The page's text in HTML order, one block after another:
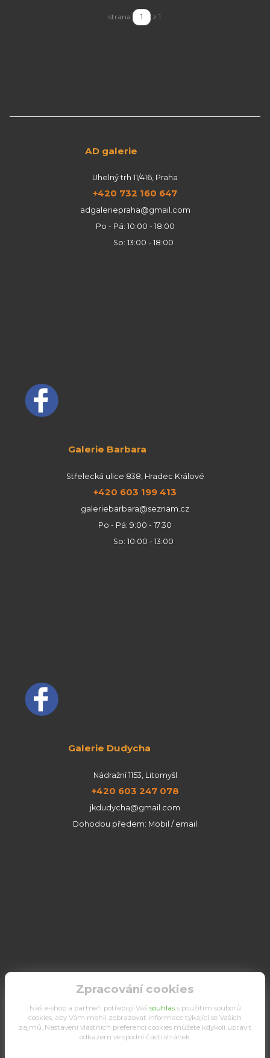
strana z 1
AD galerie
Uhelný trh 11/416, Praha
+420 732 160 647
adgaleriepraha@gmail.com
Po - Pá: 10:00 - 18:00
So: 13:00 - 18:00
Galerie Barbara
Střelecká ulice 838, Hradec Králové
+420 603 199 413
galeriebarbara@seznam.cz
Po - Pá: 9:00 - 17:30
So: 10:00 - 13:00
Galerie Dudycha
Nádražní 1153, Litomyšl
+420 603 247 078
jkdudycha@gmail.com
Dohodou předem: Mobil / email
Zpracování cookies
Náš e-shop a partneři potřebují Váš souhlass použitím souborů
cookies, aby Vám mohli zobrazovat informace týkající se Vašich
zájmů. Nastavení vlastních preferencí cookies můžete kdykoli upravit
odkazem ve spodní části stránek.